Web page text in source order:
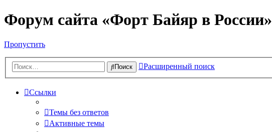
Форум сайта «Форт Байяр в России»
Пропустить
Поиск Расширенный поиск
Ссылки
Темы без ответов
Активные темы